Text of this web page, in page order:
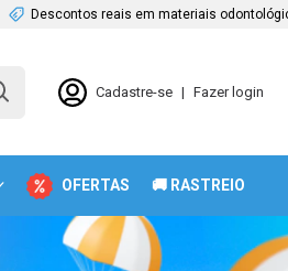
Descontos reais em materiais
Cadastre-se | Fazer login
OFERTAS 🚚 RASTREIO